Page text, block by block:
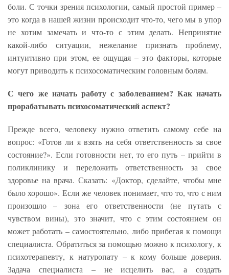
боли. С точки зрения психологии, самый простой пример –
это когда в нашей жизни происходит что-то, чего мы в упор
не хотим замечать и что-то с этим делать. Непринятие
какой-либо ситуации, нежелание признать проблему,
интуитивно при этом, ее ощущая – это факторы, которые
могут приводить к психосоматическим головным болям.
С чего же начать работу с заболеванием? Как начать
прорабатывать психосоматический аспект?
Прежде всего, человеку нужно ответить самому себе на
вопрос: «Готов ли я взять на себя ответственность за свое
состояние?». Если готовности нет, то его путь – прийти в
поликлинику и переложить ответственность за свое
здоровье на врача. Сказать: «Доктор, сделайте, чтобы мне
было хорошо». Если же человек понимает, что то, что с ним
произошло – зона его ответственности (не путать с
чувством вины), это значит, что с этим состоянием он
может работать – самостоятельно, либо прибегая к помощи
специалиста. Обратиться за помощью можно к психологу, к
психотерапевту, к натуропату – к кому больше доверия.
Задача специалиста – не исцелить вас, а создать